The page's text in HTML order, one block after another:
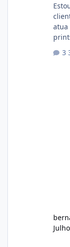
atua
com